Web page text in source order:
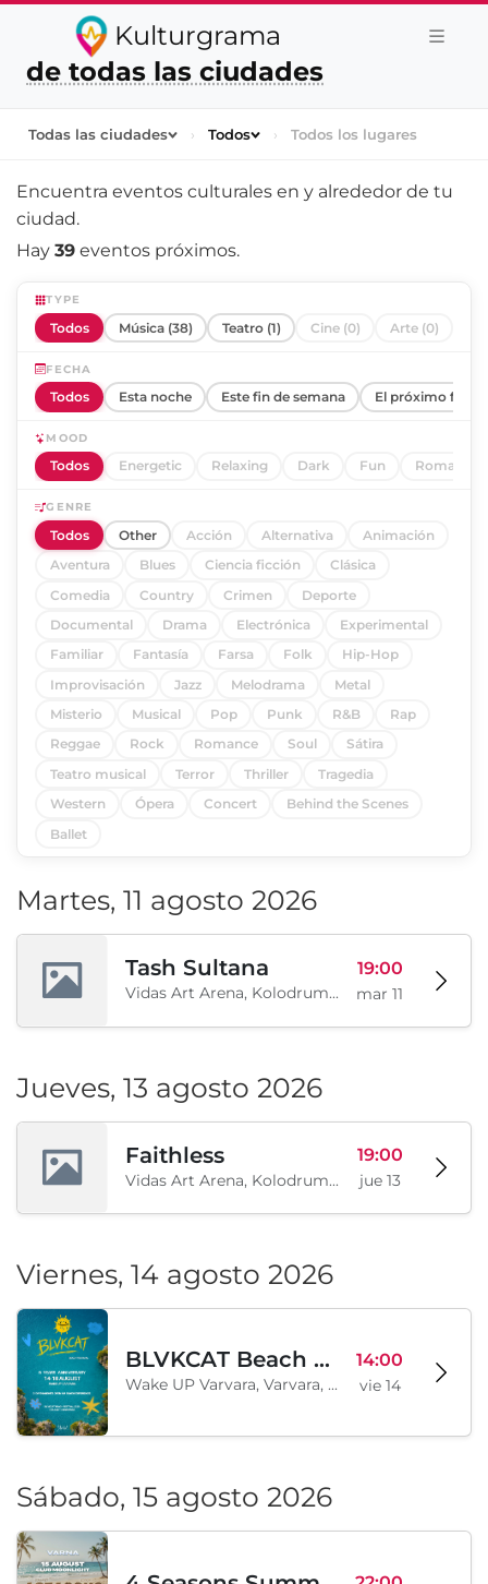
Kulturgrama
de todas las ciudades
Todas las ciudades › Todos › Todos los lugares
Encuentra eventos culturales en y alrededor de tu
ciudad.
Hay 39 eventos próximos.
TYPE
Todos Música (38) Teatro (1) Cine (0) Arte (0)
FECHA
Todos Esta noche Este fin de semana El próximo fin
MOOD
Todos Energetic Relaxing Dark Fun Romantic
GENRE
Todos Other Acción Alternativa
Animación
Aventura
Blues Ciencia ficción
Clásica
Comedia
Country Crimen
Deporte
Documental
Drama Electrónica
Experimental
Familiar
Fantasía Farsa Folk
Hip-Hop
Improvisación
Jazz Melodrama
Metal
Misterio
Musical Pop Punk R&B
Rap
Reggae
Rock Romance Soul
Sátira
Teatro musical
Terror Thriller
Tragedia
Western
Ópera Concert
Behind the Scenes
Ballet
Martes, 11 agosto 2026
Tash Sultana
Vidas Art Arena, Kolodrum, Borisova gradina, Sofía, BG
19:00
mar 11
Jueves, 13 agosto 2026
Faithless
Vidas Art Arena, Kolodrum, Borisova gradina, Sofía, BG
19:00
jue 13
Viernes, 14 agosto 2026
BLVKCAT Beach Festival 2026, Wake up Varvara
Wake UP Varvara, Varvara, BG
14:00
vie 14
Sábado, 15 agosto 2026